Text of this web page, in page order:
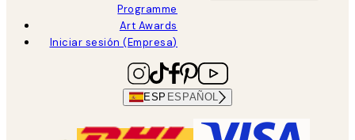
Programme
Art Awards
Iniciar sesión (Empresa)
ESP ESPAÑOL